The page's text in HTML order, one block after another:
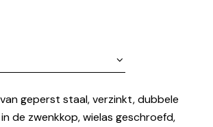
geperst staal, verzinkt, dubbele
de zwenkkop, wielas geschroefd,